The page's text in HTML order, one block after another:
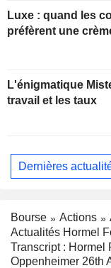
Luxe : quand les
préfèrent une
L'énigmatique
travail et les taux
Dernières
Bourse Actions
Actualités Hormel
Transcript : Hormel
Oppenheimer 26th